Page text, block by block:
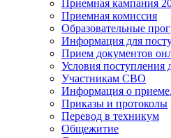
Приемная кампания
Приемная комиссия
Образовательные
Информация для
Прием документов
Условия
Участникам СВО
Информация о
Приказы и протоколы
Перевод в техникум
Общежитие